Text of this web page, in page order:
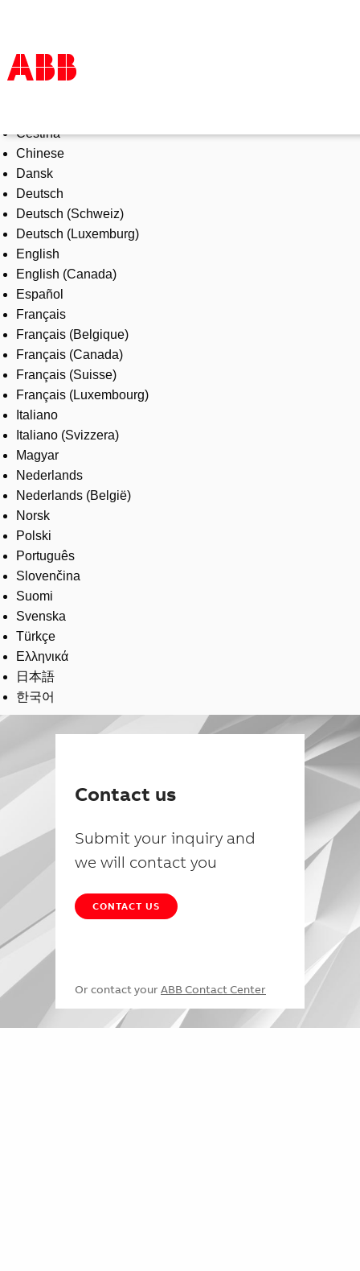
Products & Solutions
Industries
Services
About us
Where to buy
Contact us
Careers
Čeština
Chinese
Dansk
Deutsch
Deutsch (Schweiz)
Deutsch (Luxemburg)
English
English (Canada)
Español
Français
Français (Belgique)
Français (Canada)
Français (Suisse)
Français (Luxembourg)
Italiano
Italiano (Svizzera)
Magyar
Nederlands
Nederlands (België)
Norsk
Polski
Português
Slovenčina
Suomi
Svenska
Türkçe
Ελληνικά
日本語
한국어
Contact us
Submit your inquiry and
we will contact you
CONTACT US
Or contact your ABB Contact Center